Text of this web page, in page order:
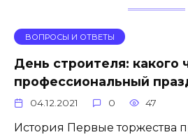
ВОПРОСЫ И ОТВЕТЫ
День строителя: какого
профессиональный
04.12.2021 0 47
История Первые торжества